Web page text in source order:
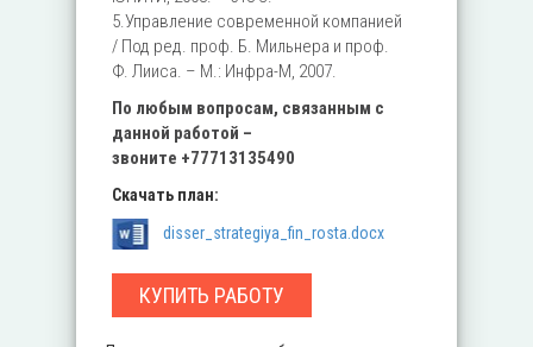
5.Управление современной компанией
/ Под ред. проф. Б. Мильнера и проф.
Ф. Лииса. – М.: Инфра-М, 2007.
По любым вопросам, связанным с
данной работой –
звоните +77713135490
Скачать план:
disser_strategiya_fin_rosta.docx
КУПИТЬ РАБОТУ